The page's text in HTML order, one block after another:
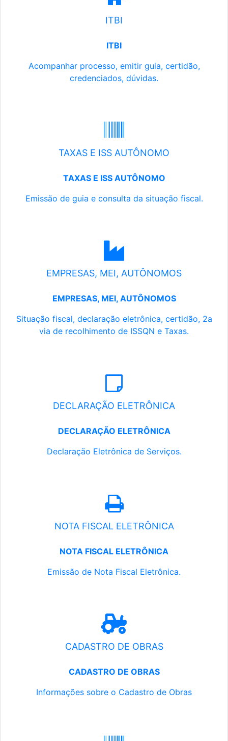
ITBI
ITBI
Acompanhar processo, emitir guia, certidão,
credenciados, dúvidas.
TAXAS E ISS AUTÔNOMO
TAXAS E ISS AUTÔNOMO
Emissão de guia e consulta da situação fiscal.
EMPRESAS, MEI, AUTÔNOMOS
EMPRESAS, MEI, AUTÔNOMOS
Situação fiscal, declaração eletrônica, certidão, 2a
via de recolhimento de ISSQN e Taxas.
DECLARAÇÃO ELETRÔNICA
DECLARAÇÃO ELETRÔNICA
Declaração Eletrônica de Serviços.
NOTA FISCAL ELETRÔNICA
NOTA FISCAL ELETRÔNICA
Emissão de Nota Fiscal Eletrônica.
CADASTRO DE OBRAS
CADASTRO DE OBRAS
Informações sobre o Cadastro de Obras